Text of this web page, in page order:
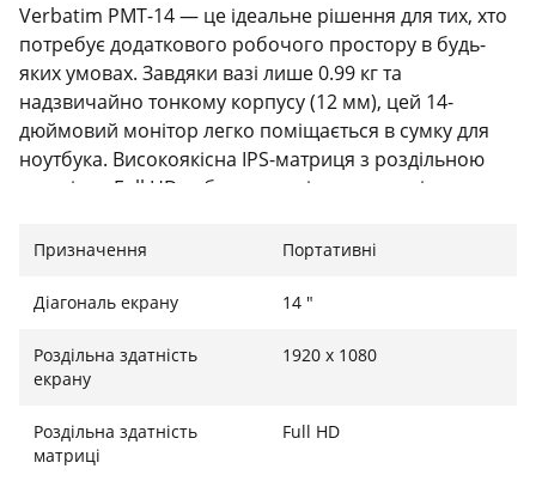
Verbatim PMT-14 — це ідеальне рішення для тих, хто
потребує додаткового робочого простору в будь-
яких умовах. Завдяки вазі лише 0.99 кг та
надзвичайно тонкому корпусу (12 мм), цей 14-
дюймовий монітор легко поміщається в сумку для
ноутбука. Високоякісна IPS-матриця з роздільною
здатністю Full HD забезпечує чітке та деталізоване
комфортно працювати над спільними проектами
Інтуїтивне сенсорне керування та мультимедіа
Головною особливістю моделі є чутливий сенсорний
екран, що підтримує до 10 точок дотику одночасно.
Це перетворює монітор на потужний інструмент для
дизайну, швидкого редагування документів або
Призначення Портативні
Діагональ екрану 14 "
Роздільна здатність
екрану
1920 х 1080
Роздільна здатність
матриці
Full HD